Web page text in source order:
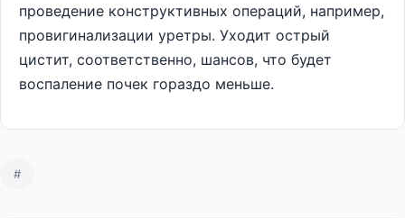
проведение конструктивных операций, например,
провигинализации уретры. Уходит острый
цистит, соответственно, шансов, что будет
воспаление почек гораздо меньше.
#